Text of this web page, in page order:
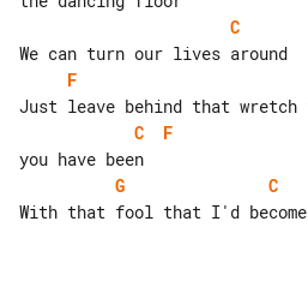
C
F
C
F
G
C
With that fool that I'd become